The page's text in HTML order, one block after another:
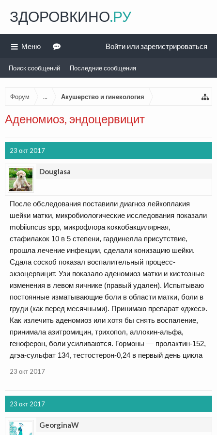
Форум ... Акушерство и гинекология
Аденомиоз, эндоцервицит
23 окт 2017
Douglasa
После обследования поставили диагноз лейкоплакия
шейки матки, микробиологические исследования показали
mobiiuncus spp, микрофлора коккобакцилярная,
стафилакок 10 в 5 степени, гардинелла присутствие,
прошла лечение инфекции, сделали конизацию шейки.
Сдала соскоб показал воспалительный процесс-
экзоцервицит. Узи показало аденомиоз матки и кистозные
изменения в левом яичнике (правый удален). Испытываю
постоянные изматывающие боли в области матки, боли в
груди (как перед месячными). Принимаю препарат «джес».
Как излечить аденомиоз или хотя бы снять воспаление,
принимала азитромицин, трихопол, аллокин-альфа,
геноферон, боли усиливаются. Гормоны — пролактин-152,
дгэа-сульфат 134, тестостерон-0,24 в первый день цикла
23 окт 2017
23 окт 2017
GeorginaW
ЗДОРОВКИНО.РУ
Меню
Поиск сообщений Последние сообщения
Войти или зарегистрироваться